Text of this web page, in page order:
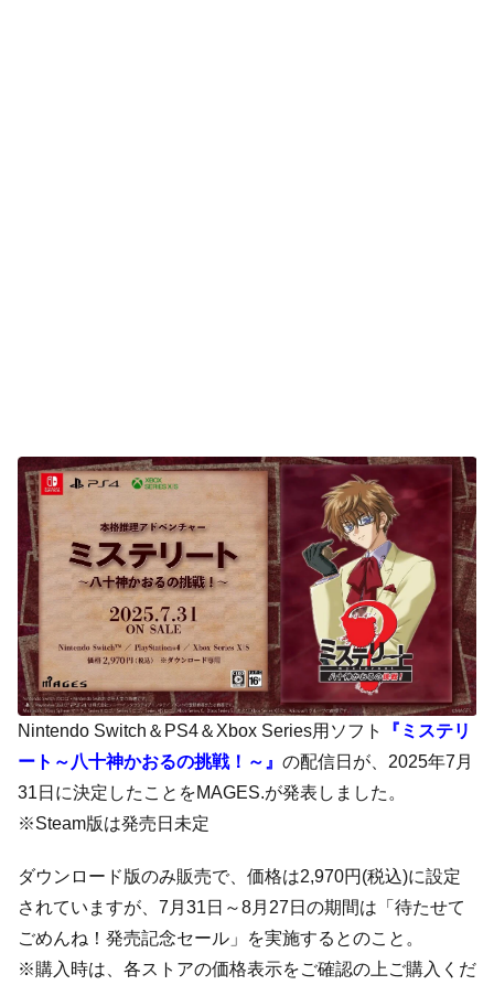
Nintendo Switch＆PS4＆Xbox Series用ソフト
『ミステリ
ート～八十神かおるの挑戦！～』 の配信日が、2025年7月
31日に決定したことをMAGES.が発表しました。
※Steam版は発売日未定
ダウンロード版のみ販売で、価格は2,970円(税込)に設定
されていますが、7月31日～8月27日の期間は「待たせて
ごめんね！発売記念セール」を実施するとのこと。
※購入時は、各ストアの価格表示をご確認の上ご購入くだ